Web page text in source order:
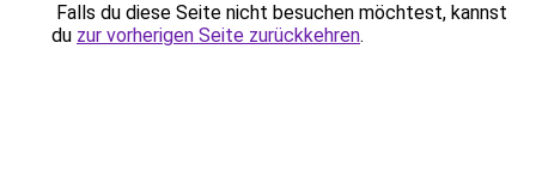
Falls du diese Seite nicht besuchen möchtest, kannst
du zur vorherigen Seite zurückkehren.